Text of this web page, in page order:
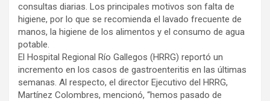
consultas diarias. Los principales motivos son falta de
higiene, por lo que se recomienda el lavado frecuente de
manos, la higiene de los alimentos y el consumo de agua
potable.
El Hospital Regional Río Gallegos (HRRG) reportó un
incremento en los casos de gastroenteritis en las últimas
semanas. Al respecto, el director Ejecutivo del HRRG,
Martínez Colombres, mencionó, “hemos pasado de